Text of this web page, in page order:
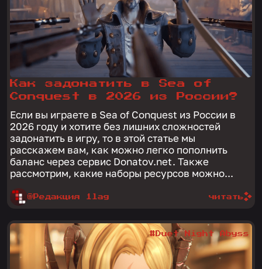
Как задонатить в Sea of
Conquest в 2026 из России?
Если вы играете в Sea of Conquest из России в
2026 году и хотите без лишних сложностей
задонатить в игру, то в этой статье мы
расскажем вам, как можно легко пополнить
баланс через сервис Donatov.net. Также
рассмотрим, какие наборы ресурсов можно...
@Редакция 1lag читать
#Duet Night Abyss